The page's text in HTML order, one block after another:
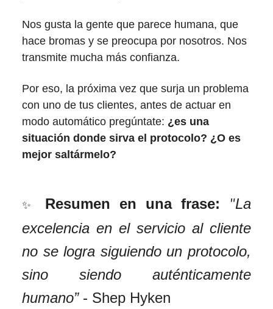
Nos gusta la gente que parece humana, que
hace bromas y se preocupa por nosotros. Nos
transmite mucha más confianza.
Por eso, la próxima vez que surja un problema
con uno de tus clientes, antes de actuar en
modo automático pregúntate: ¿es una
situación donde sirva el protocolo? ¿O es
mejor saltármelo?
✨ Resumen en una frase: "La
excelencia en el servicio al cliente
no se logra siguiendo un protocolo,
sino siendo auténticamente
humano”- Shep Hyken